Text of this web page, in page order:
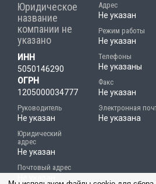
Юридическое
название
компании не
указано
ИНН
5050146290
ОГРН
1205000034777
Руководитель
Не указан
Юридический
адрес
Не указан
Почтовый адрес
Адрес
Не указан
Режим работы
Не указан
Телефоны
Не указаны
Факс
Не указан
Электронная
Не указана